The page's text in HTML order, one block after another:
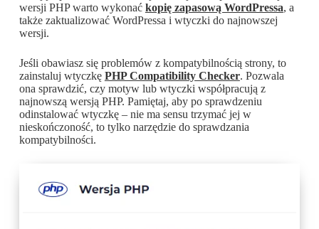
wersji PHP warto wykonać kopię zapasową WordPressa, a
także zaktualizować WordPressa i wtyczki do najnowszej
wersji.
Jeśli obawiasz się problemów z kompatybilnością strony, to
zainstaluj wtyczkę PHP Compatibility Checker. Pozwala
ona sprawdzić, czy motyw lub wtyczki współpracują z
najnowszą wersją PHP. Pamiętaj, aby po sprawdzeniu
odinstalować wtyczkę – nie ma sensu trzymać jej w
nieskończoność, to tylko narzędzie do sprawdzania
kompatybilności.